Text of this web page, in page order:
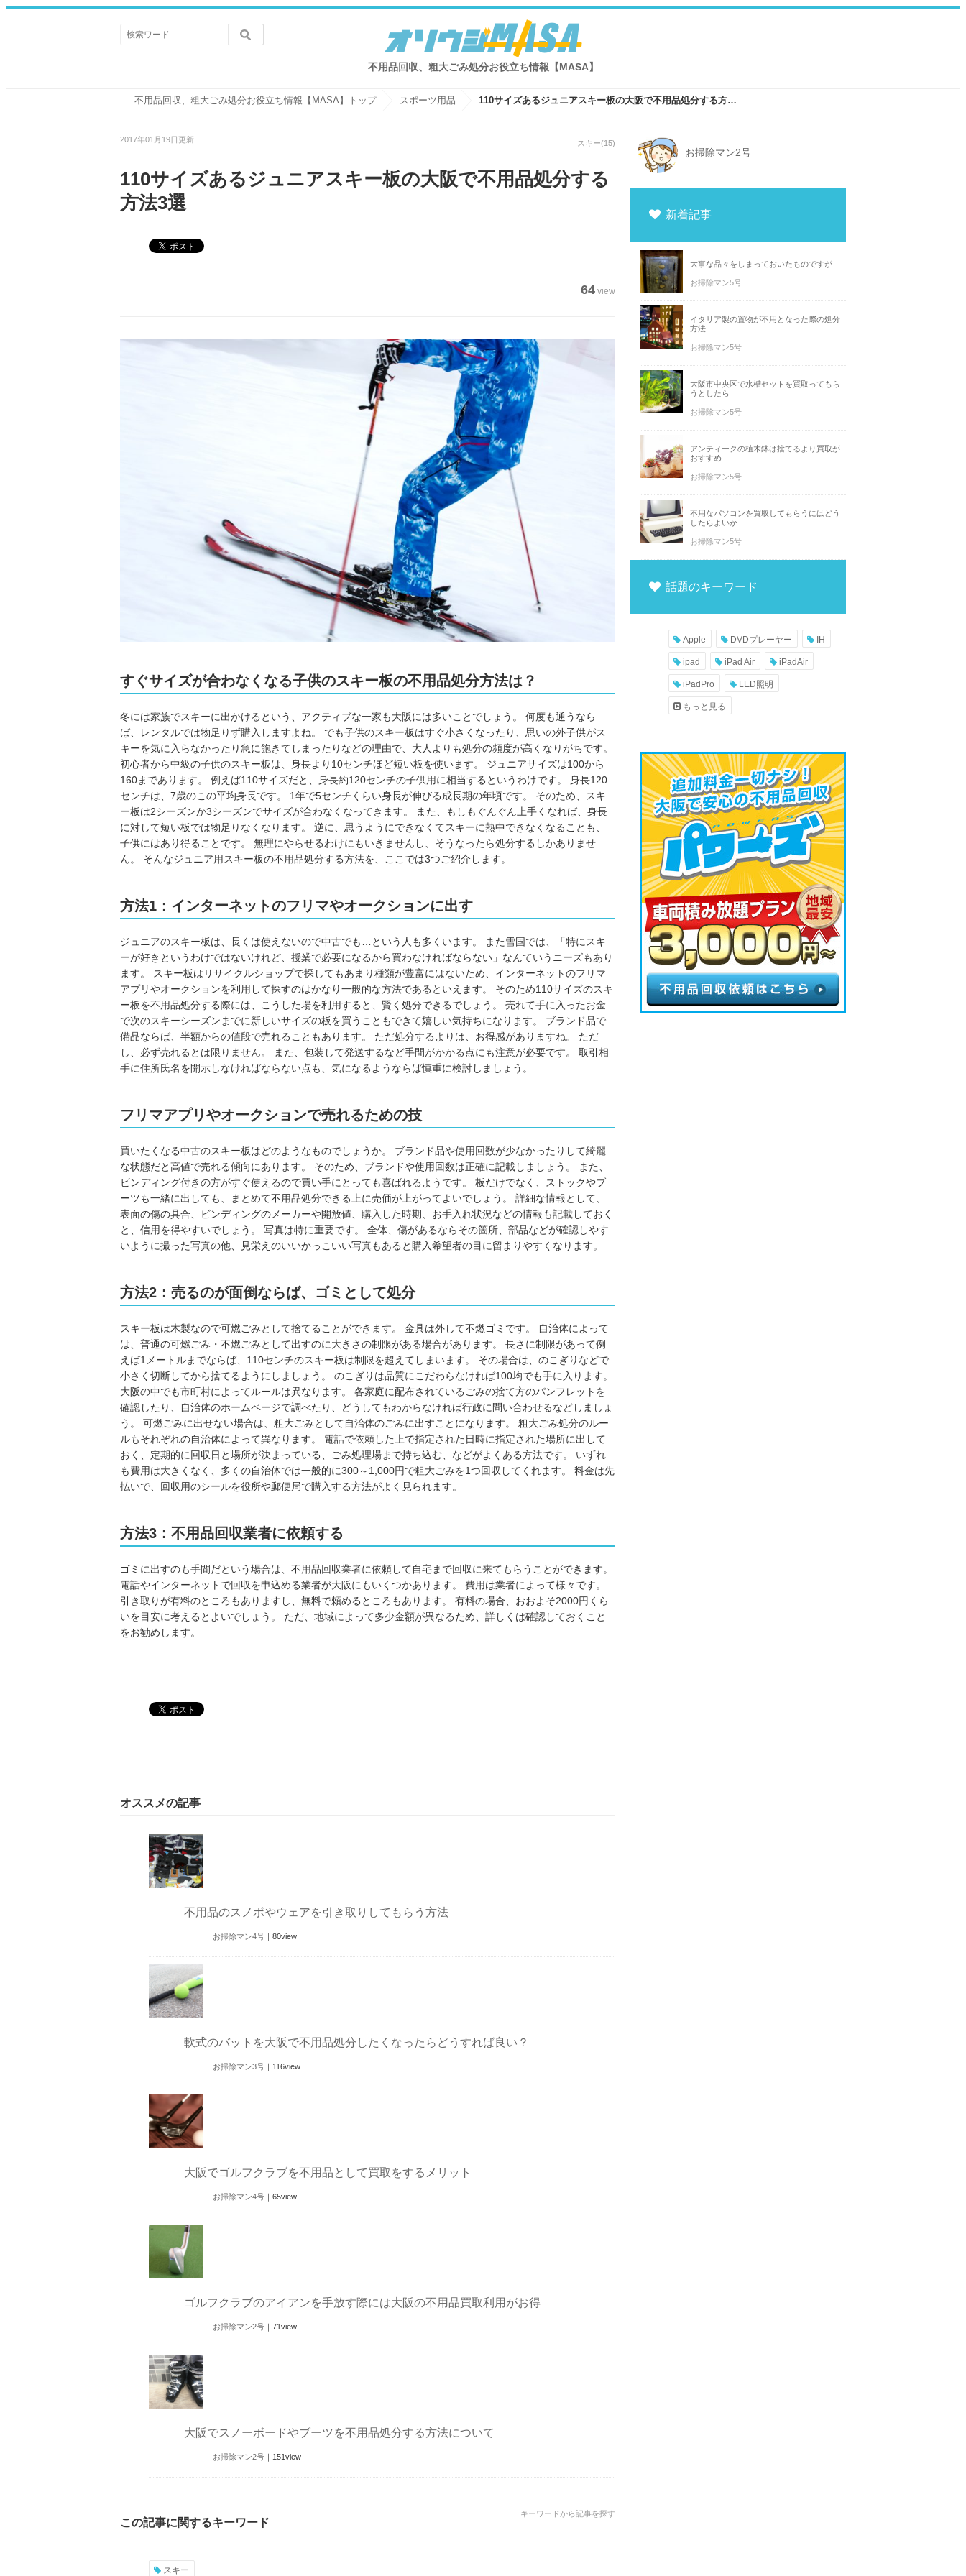
不用品回収、粗大ごみ処分お役立ち情報【MASA】
不用品回収、粗大ごみ処分お役立ち情報【MASA】トップ スポーツ用品 110サイズあるジュニアスキー板の大阪で不用品処分する方法3選
2017年01月19日更新 スキー(15)
110サイズあるジュニアスキー板の大阪で不用品処分する
方法3選
64 view
すぐサイズが合わなくなる子供のスキー板の不用品処分方法は？
冬には家族でスキーに出かけるという、アクティブな一家も大阪には多いことでしょう。 何度も通うなら
ば、レンタルでは物足りず購入しますよね。 でも子供のスキー板はすぐ小さくなったり、思いの外子供がス
キーを気に入らなかったり急に飽きてしまったりなどの理由で、大人よりも処分の頻度が高くなりがちです。
初心者から中級の子供のスキー板は、身長より10センチほど短い板を使います。 ジュニアサイズは100から
160まであります。 例えば110サイズだと、身長約120センチの子供用に相当するというわけです。 身長120
センチは、7歳のこの平均身長です。 1年で5センチくらい身長が伸びる成長期の年頃です。 そのため、スキ
ー板は2シーズンか3シーズンでサイズが合わなくなってきます。 また、もしもぐんぐん上手くなれば、身長
に対して短い板では物足りなくなります。 逆に、思うようにできなくてスキーに熱中できなくなることも、
子供にはあり得ることです。 無理にやらせるわけにもいきませんし、そうなったら処分するしかありませ
ん。 そんなジュニア用スキー板の不用品処分する方法を、ここでは3つご紹介します。
方法1：インターネットのフリマやオークションに出す
ジュニアのスキー板は、長くは使えないので中古でも…という人も多くいます。 また雪国では、「特にスキ
ーが好きというわけではないけれど、授業で必要になるから買わなければならない」なんていうニーズもあり
ます。 スキー板はリサイクルショップで探してもあまり種類が豊富にはないため、インターネットのフリマ
アプリやオークションを利用して探すのはかなり一般的な方法であるといえます。 そのため110サイズのスキ
ー板を不用品処分する際には、こうした場を利用すると、賢く処分できるでしょう。 売れて手に入ったお金
で次のスキーシーズンまでに新しいサイズの板を買うこともできて嬉しい気持ちになります。 ブランド品で
備品ならば、半額からの値段で売れることもあります。 ただ処分するよりは、お得感がありますね。 ただ
し、必ず売れるとは限りません。 また、包装して発送するなど手間がかかる点にも注意が必要です。 取引相
手に住所氏名を開示しなければならない点も、気になるようならば慎重に検討しましょう。
フリマアプリやオークションで売れるための技
買いたくなる中古のスキー板はどのようなものでしょうか。 ブランド品や使用回数が少なかったりして綺麗
な状態だと高値で売れる傾向にあります。 そのため、ブランドや使用回数は正確に記載しましょう。 また、
ビンディング付きの方がすぐ使えるので買い手にとっても喜ばれるようです。 板だけでなく、ストックやブ
ーツも一緒に出しても、まとめて不用品処分できる上に売価が上がってよいでしょう。 詳細な情報として、
表面の傷の具合、ビンディングのメーカーや開放値、購入した時期、お手入れ状況などの情報も記載しておく
と、信用を得やすいでしょう。 写真は特に重要です。 全体、傷があるならその箇所、部品などが確認しやす
いように撮った写真の他、見栄えのいいかっこいい写真もあると購入希望者の目に留まりやすくなります。
方法2：売るのが面倒ならば、ゴミとして処分
スキー板は木製なので可燃ごみとして捨てることができます。 金具は外して不燃ゴミです。 自治体によって
は、普通の可燃ごみ・不燃ごみとして出すのに大きさの制限がある場合があります。 長さに制限があって例
えば1メートルまでならば、110センチのスキー板は制限を超えてしまいます。 その場合は、のこぎりなどで
小さく切断してから捨てるようにしましょう。 のこぎりは品質にこだわらなければ100均でも手に入ります。
大阪の中でも市町村によってルールは異なります。 各家庭に配布されているごみの捨て方のパンフレットを
確認したり、自治体のホームページで調べたり、どうしてもわからなければ行政に問い合わせるなどしましょ
う。 可燃ごみに出せない場合は、粗大ごみとして自治体のごみに出すことになります。 粗大ごみ処分のルー
ルもそれぞれの自治体によって異なります。 電話で依頼した上で指定された日時に指定された場所に出して
おく、定期的に回収日と場所が決まっている、ごみ処理場まで持ち込む、などがよくある方法です。 いずれ
も費用は大きくなく、多くの自治体では一般的に300～1,000円で粗大ごみを1つ回収してくれます。 料金は先
払いで、回収用のシールを役所や郵便局で購入する方法がよく見られます。
方法3：不用品回収業者に依頼する
ゴミに出すのも手間だという場合は、不用品回収業者に依頼して自宅まで回収に来てもらうことができます。
電話やインターネットで回収を申込める業者が大阪にもいくつかあります。 費用は業者によって様々です。
引き取りが有料のところもありますし、無料で頼めるところもあります。 有料の場合、おおよそ2000円くら
いを目安に考えるとよいでしょう。 ただ、地域によって多少金額が異なるため、詳しくは確認しておくこと
をお勧めします。
オススメの記事
不用品のスノボやウェアを引き取りしてもらう方法
お掃除マン4号 ｜ 80view
軟式のバットを大阪で不用品処分したくなったらどうすれば良い？
お掃除マン3号 ｜ 116view
大阪でゴルフクラブを不用品として買取をするメリット
お掃除マン4号 ｜ 65view
ゴルフクラブのアイアンを手放す際には大阪の不用品買取利用がお得
お掃除マン2号 ｜ 71view
大阪でスノーボードやブーツを不用品処分する方法について
お掃除マン2号 ｜ 151view
この記事に関するキーワード
キーワードから記事を探す
スキー
お掃除マン2号
新着記事
大事な品々をしまっておいたものですが
お掃除マン5号
イタリア製の置物が不用となった際の処分
方法
お掃除マン5号
大阪市中央区で水槽セットを買取ってもら
うとしたら
お掃除マン5号
アンティークの植木鉢は捨てるより買取が
おすすめ
お掃除マン5号
不用なパソコンを買取してもらうにはどう
したらよいか
お掃除マン5号
話題のキーワード
Apple DVDプレーヤー IH
ipad iPad Air iPadAir
iPadPro LED照明
もっと見る